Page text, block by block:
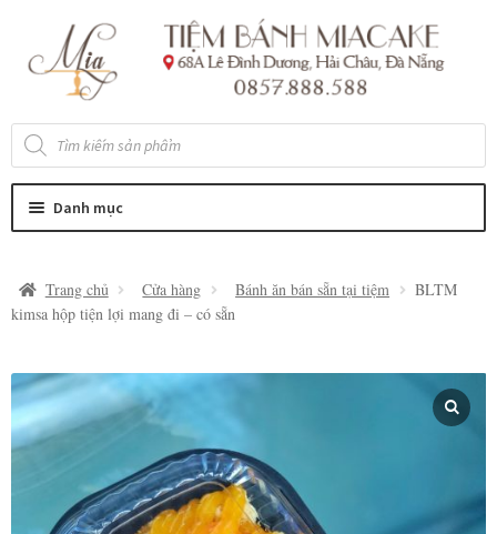
đến
Điều
đến
nội
Tìm
kiếm
sản
Danh mục
Trang chủ Cửa hàng Bánh ăn bán sẵn tại tiệm
BLTM
kimsa hộp tiện lợi mang đi – có sẵn